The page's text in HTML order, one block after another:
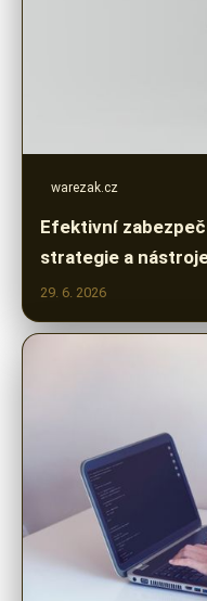
warezak.cz
Efektivní
strategie a
29. 6. 2026